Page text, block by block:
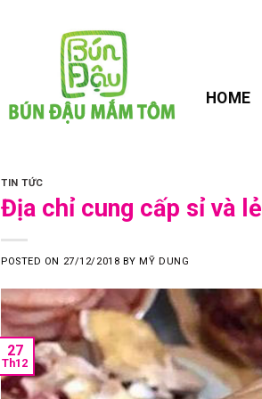
HOME
TIN TỨC
Địa chỉ cung cấp sỉ và
POSTED ON 27/12/2018 BYMỸ DUNG
27
Th12